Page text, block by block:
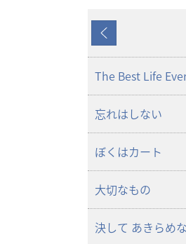
戻
る
The Best Life
忘れはしない
ぼくはカート
大切なもの
決して あきらめ